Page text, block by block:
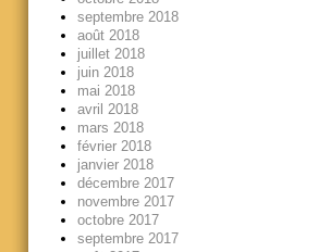
septembre 2018
août 2018
juillet 2018
juin 2018
mai 2018
avril 2018
mars 2018
février 2018
janvier 2018
décembre 2017
novembre 2017
octobre 2017
septembre 2017